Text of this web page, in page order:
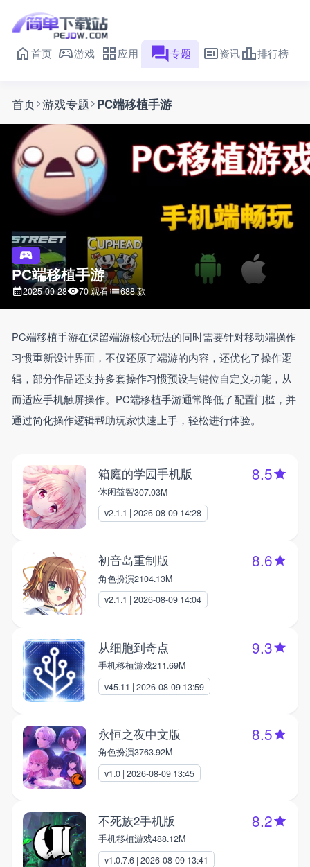
首页 游戏 应用 专题 资讯 排行榜
首页 游戏专题 PC端移植手游
PC端移植手游
2025-09-28 70 观看 688 款
PC端移植手游在保留端游核心玩法的同时需要针对移动端操作
习惯重新设计界面，不仅还原了端游的内容，还优化了操作逻
辑，部分作品还支持多套操作习惯预设与键位自定义功能，从
而适应手机触屏操作。PC端移植手游通常降低了配置门槛，并
通过简化操作逻辑帮助玩家快速上手，轻松进行体验。
箱庭的学园手机版
休闲益智307.03M
v2.1.1 | 2026-08-09 14:28
8.5
初音岛重制版
角色扮演2104.13M
v2.1.1 | 2026-08-09 14:04
8.6
从细胞到奇点
手机移植游戏211.69M
v45.11 | 2026-08-09 13:59
9.3
永恒之夜中文版
角色扮演3763.92M
v1.0 | 2026-08-09 13:45
8.5
不死族2手机版
手机移植游戏488.12M
v1.0.7.6 | 2026-08-09 13:41
8.2